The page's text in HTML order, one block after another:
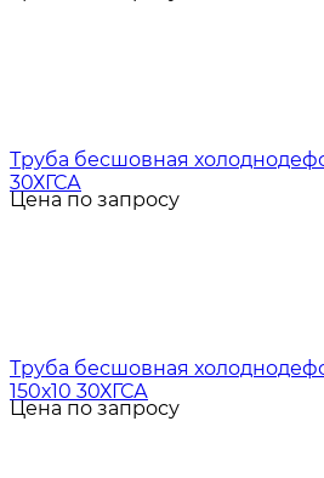
Труба бесшовная
30ХГСА
Цена по запросу
Труба бесшовная
150х10 30ХГСА
Цена по запросу